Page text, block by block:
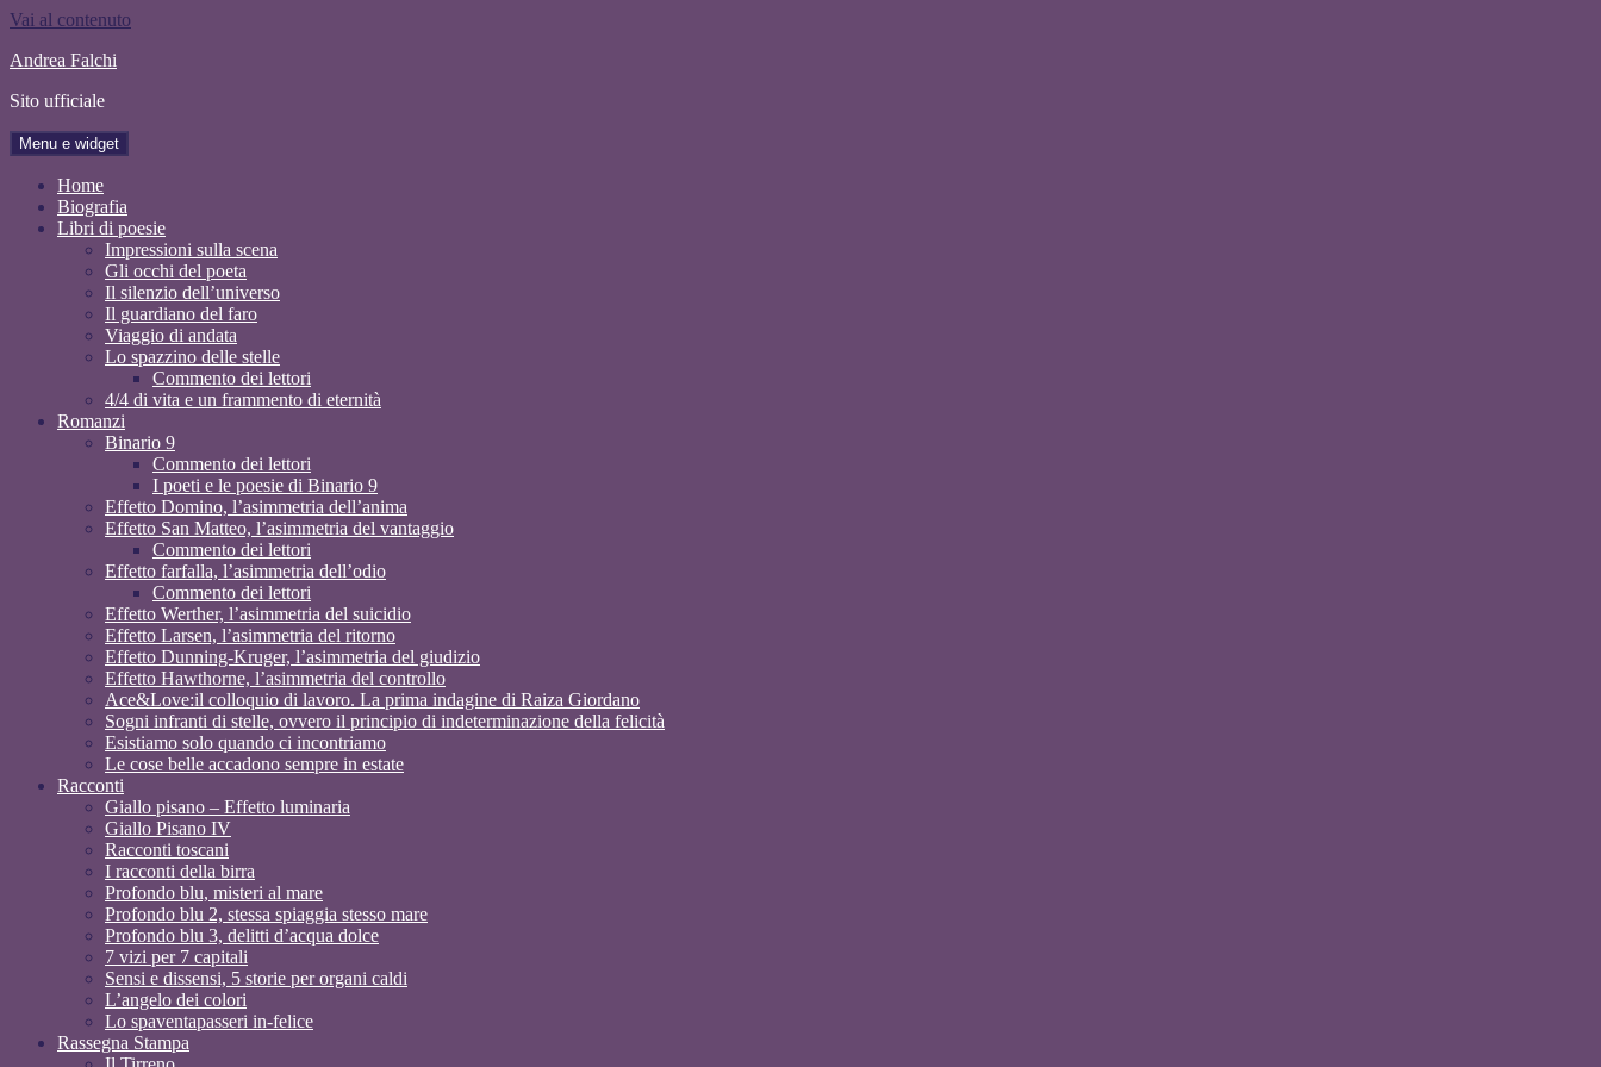
Vai al contenuto
Andrea Falchi
Sito ufficiale
Menu e widget
Home
Biografia
Libri di poesie
Impressioni sulla scena
Gli occhi del poeta
Il silenzio dell’universo
Il guardiano del faro
Viaggio di andata
Lo spazzino delle stelle
Commento dei lettori
4/4 di vita e un frammento di eternità
Romanzi
Binario 9
Commento dei lettori
I poeti e le poesie di Binario 9
Effetto Domino, l’asimmetria dell’anima
Effetto San Matteo, l’asimmetria del vantaggio
Commento dei lettori
Effetto farfalla, l’asimmetria dell’odio
Commento dei lettori
Effetto Werther, l’asimmetria del suicidio
Effetto Larsen, l’asimmetria del ritorno
Effetto Dunning-Kruger, l’asimmetria del giudizio
Effetto Hawthorne, l’asimmetria del controllo
Ace&Love:il colloquio di lavoro. La prima indagine di Raiza Giordano
Sogni infranti di stelle, ovvero il principio di indeterminazione della felicità
Esistiamo solo quando ci incontriamo
Le cose belle accadono sempre in estate
Racconti
Giallo pisano – Effetto luminaria
Giallo Pisano IV
Racconti toscani
I racconti della birra
Profondo blu, misteri al mare
Profondo blu 2, stessa spiaggia stesso mare
Profondo blu 3, delitti d’acqua dolce
7 vizi per 7 capitali
Sensi e dissensi, 5 storie per organi caldi
L’angelo dei colori
Lo spaventapasseri in-felice
Rassegna Stampa